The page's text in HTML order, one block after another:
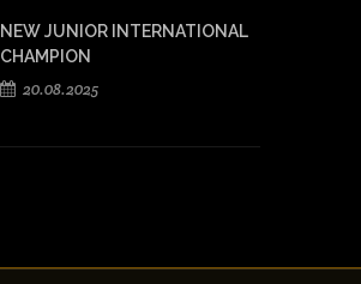
NEW JUNIOR INTERNATIONAL
CHAMPION
20.08.2025